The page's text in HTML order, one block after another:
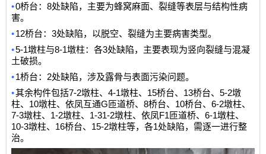
•0桥台：8处缺陷，主要为蜂窝麻面、裂缝等表层与结构性病
害。
•12桥台：3处缺陷，以脱空、裂缝为主要病害类型。
•5-1墩柱与8-1墩柱：各3处缺陷，主要表现为竖向裂缝与混凝
土破损。
•1桥台： 2处缺陷，涉及露骨与表面污染问题。
•其余构件包括7-2墩柱、4-1墩柱、 15桥台、 13桥台、5-2墩
柱、 10墩柱、依凤互通G匝道桥、8桥台、 10桥台、6-2墩柱、
7-3墩柱、 1-2墩柱、 1-31-2墩柱、依凤F1匝道桥、6-1墩柱、
10-3墩柱、 16桥台、 15-2墩柱等，各1处缺陷，需逐一进行整
治。